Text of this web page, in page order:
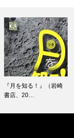
『月を知る！』（岩崎
書店、20…